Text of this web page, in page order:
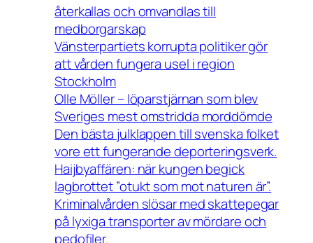
återkallas och omvandlas till
medborgarskap
Vänsterpartiets korrupta politiker gör
att vården fungera usel i region
Stockholm
Olle Möller – löparstjärnan som blev
Sveriges mest omstridda morddömde
Den bästa julklappen till svenska folket
vore ett fungerande deporteringsverk.
Haijbyaffären: när kungen begick
lagbrottet ”otukt som mot naturen är”.
Kriminalvården slösar med skattepegar
på lyxiga transporter av mördare och
pedofiler.